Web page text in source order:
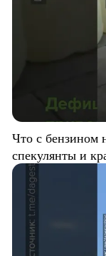
Что с бензином
спекулянты и